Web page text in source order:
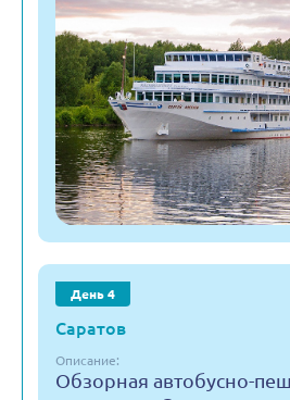
День 4
Саратов
Описание:
Обзорная автобусно-